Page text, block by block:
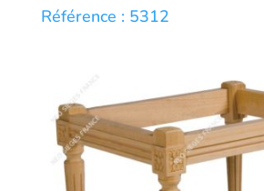
Référence : 5312